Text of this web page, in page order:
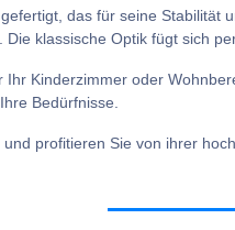
das für seine
klassische Optik fügt sich
Kinderzimmer oder
Bedürfnisse.
profitieren Sie von ihrer